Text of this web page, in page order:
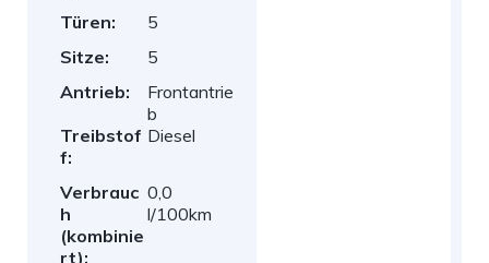
Türen:
5
Sitze:
5
Antrieb:
Frontantrie
b
Treibstof
f:
Diesel
Verbrauc
h
(kombinie
rt):
0,0
l/100km